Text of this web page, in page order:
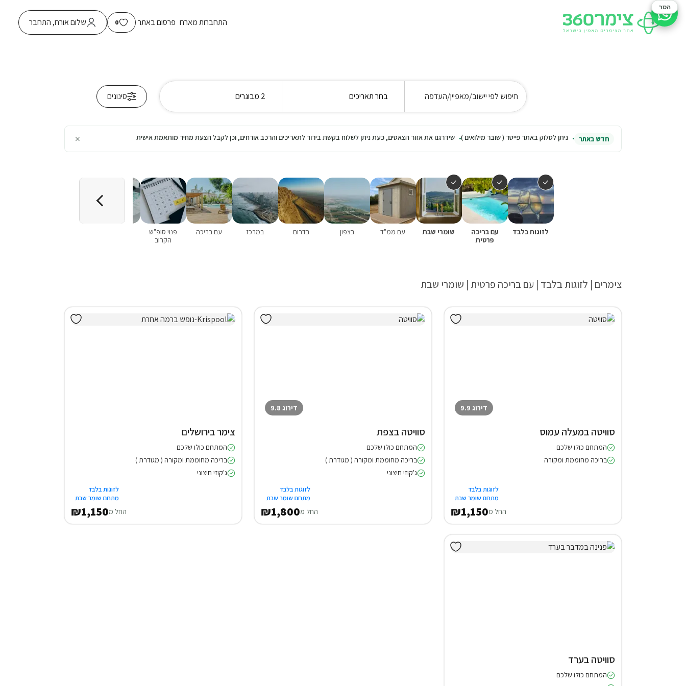
התחברות מארח פרסום באתר 0 שלום אורח, התחבר
חיפוש לפי יישוב/מאפיין/העדפה בחר תאריכים 2 מבוגרים סינונים
חדש באתר ניתן לסלוק באתר פייטר ( שובר מילואים ) שידרגנו את אזור הצאטים, כעת ניתן לשלוח בקשת בירור לתאריכים והרכב אורחים, וכן לקבל הצעת מחיר מותאמת אישית ×
לזוגות בלבד
עם בריכה
פרטית
שומרי שבת עם ממ"ד בצפון בדרום במרכז עם בריכה
פנוי סופ"ש
הקרוב
צימרים | לזוגות בלבד | עם בריכה פרטית | שומרי שבת
דירוג 9.9
סוויטה במעלה עמוס
המתחם כולו שלכם
בריכה מחוממת ומקורה
לזוגות בלבד
מתחם שומר שבת
החל מ₪1,150
דירוג 9.8
סוויטה בצפת
המתחם כולו שלכם
בריכה מחוממת ומקורה ( מגודרת )
ג'קוזי חיצוני
לזוגות בלבד
מתחם שומר שבת
החל מ₪1,800
צימר בירושלים
המתחם כולו שלכם
בריכה מחוממת ומקורה ( מגודרת )
ג'קוזי חיצוני
לזוגות בלבד
מתחם שומר שבת
החל מ₪1,150
סוויטה בערד
המתחם כולו שלכם
סיוע בהזמנה
הסר